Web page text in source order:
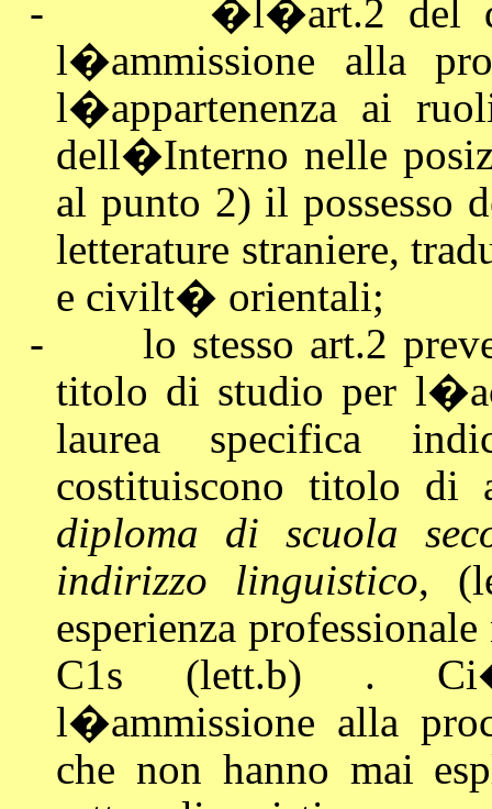
-
�l�art.2 del
l�ammissione alla
l�appartenenza ai
dell�Interno nelle
al punto 2) il possesso
letterature straniere,
e civilt� orientali;
-
lo stesso art.2
titolo di studio per
laurea specifica
costituiscono titolo di
diploma di scuola
indirizzo linguistico,
esperienza
C1s (lett.b) . Ci�
l�ammissione alla
che non hanno mai